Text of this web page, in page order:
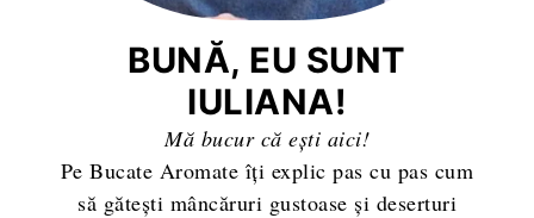
BUNĂ, EU SUNT
IULIANA!
Mă bucur că ești aici!
Pe Bucate Aromate îți explic pas cu pas cum
să gătești mâncăruri gustoase și deserturi